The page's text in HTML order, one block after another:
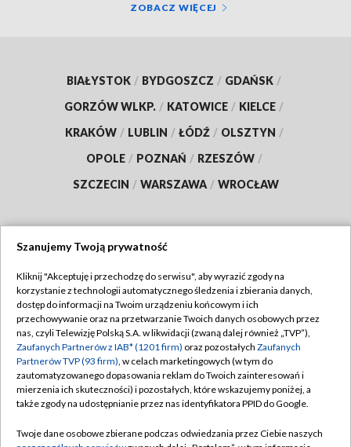
ZOBACZ WIĘCEJ
BIAŁYSTOK / BYDGOSZCZ / GDAŃSK /
GORZÓW WLKP. / KATOWICE / KIELCE /
KRAKÓW / LUBLIN / ŁÓDŹ / OLSZTYN /
OPOLE / POZNAŃ / RZESZÓW /
SZCZECIN / WARSZAWA / WROCŁAW
TVP
Abonament TVP
Emisja w TVP
Centrum informacji TVP
Naziemna Telewizja Cyfrowa
Regulamin TVP
Polityka prywatności
Moje zgody
Pomoc
Szanujemy Twoją prywatność
Kliknij "Akceptuję i przechodzę do serwisu", aby wyrazić zgody na
korzystanie z technologii automatycznego śledzenia i zbierania danych,
dostęp do informacji na Twoim urządzeniu końcowym i ich
przechowywanie oraz na przetwarzanie Twoich danych osobowych przez
nas, czyli Telewizję Polską S.A. w likwidacji (zwaną dalej również „TVP”),
Zaufanych Partnerów z IAB* (1201 firm) oraz pozostałych Zaufanych
Partnerów TVP (93 firm), w celach marketingowych (w tym do
zautomatyzowanego dopasowania reklam do Twoich zainteresowań i
mierzenia ich skuteczności) i pozostałych, które wskazujemy poniżej, a
także zgody na udostępnianie przez nas identyfikatora PPID do Google.
Twoje dane osobowe zbierane podczas odwiedzania przez Ciebie naszych